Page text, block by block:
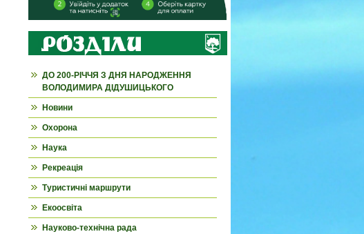
ДО 200-РІЧЧЯ З ДНЯ НАРОДЖЕННЯ
ВОЛОДИМИРА ДІДУШИЦЬКОГО
Новини
Охорона
Наука
Рекреація
Туристичні маршрути
Екоосвіта
Науково-технічна рада